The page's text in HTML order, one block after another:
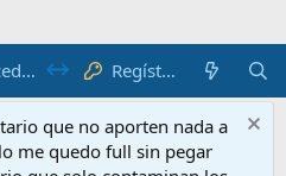
Regístrate
que no aporten nada a
me quedo full sin pegar